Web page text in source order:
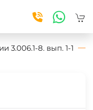
3.006.1-8. вып. 1-1